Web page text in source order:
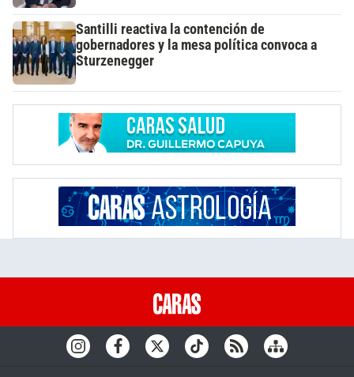
Santilli reactiva la contención de
gobernadores y la mesa política convoca a
Sturzenegger